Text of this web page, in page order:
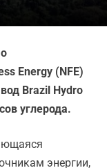
Energy (NFE)
Brazil Hydro
углерода.
энергии,